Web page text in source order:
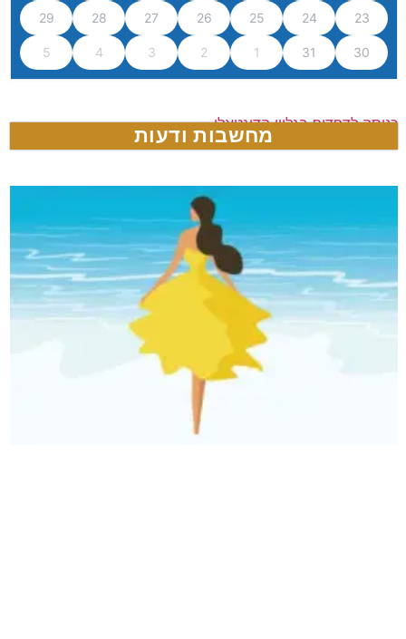
23
24
25
26
27
28
29
30
31
1
2
3
4
5
כניסה לדפדוף בגליון הדיגטאלי
מחשבות ודעות